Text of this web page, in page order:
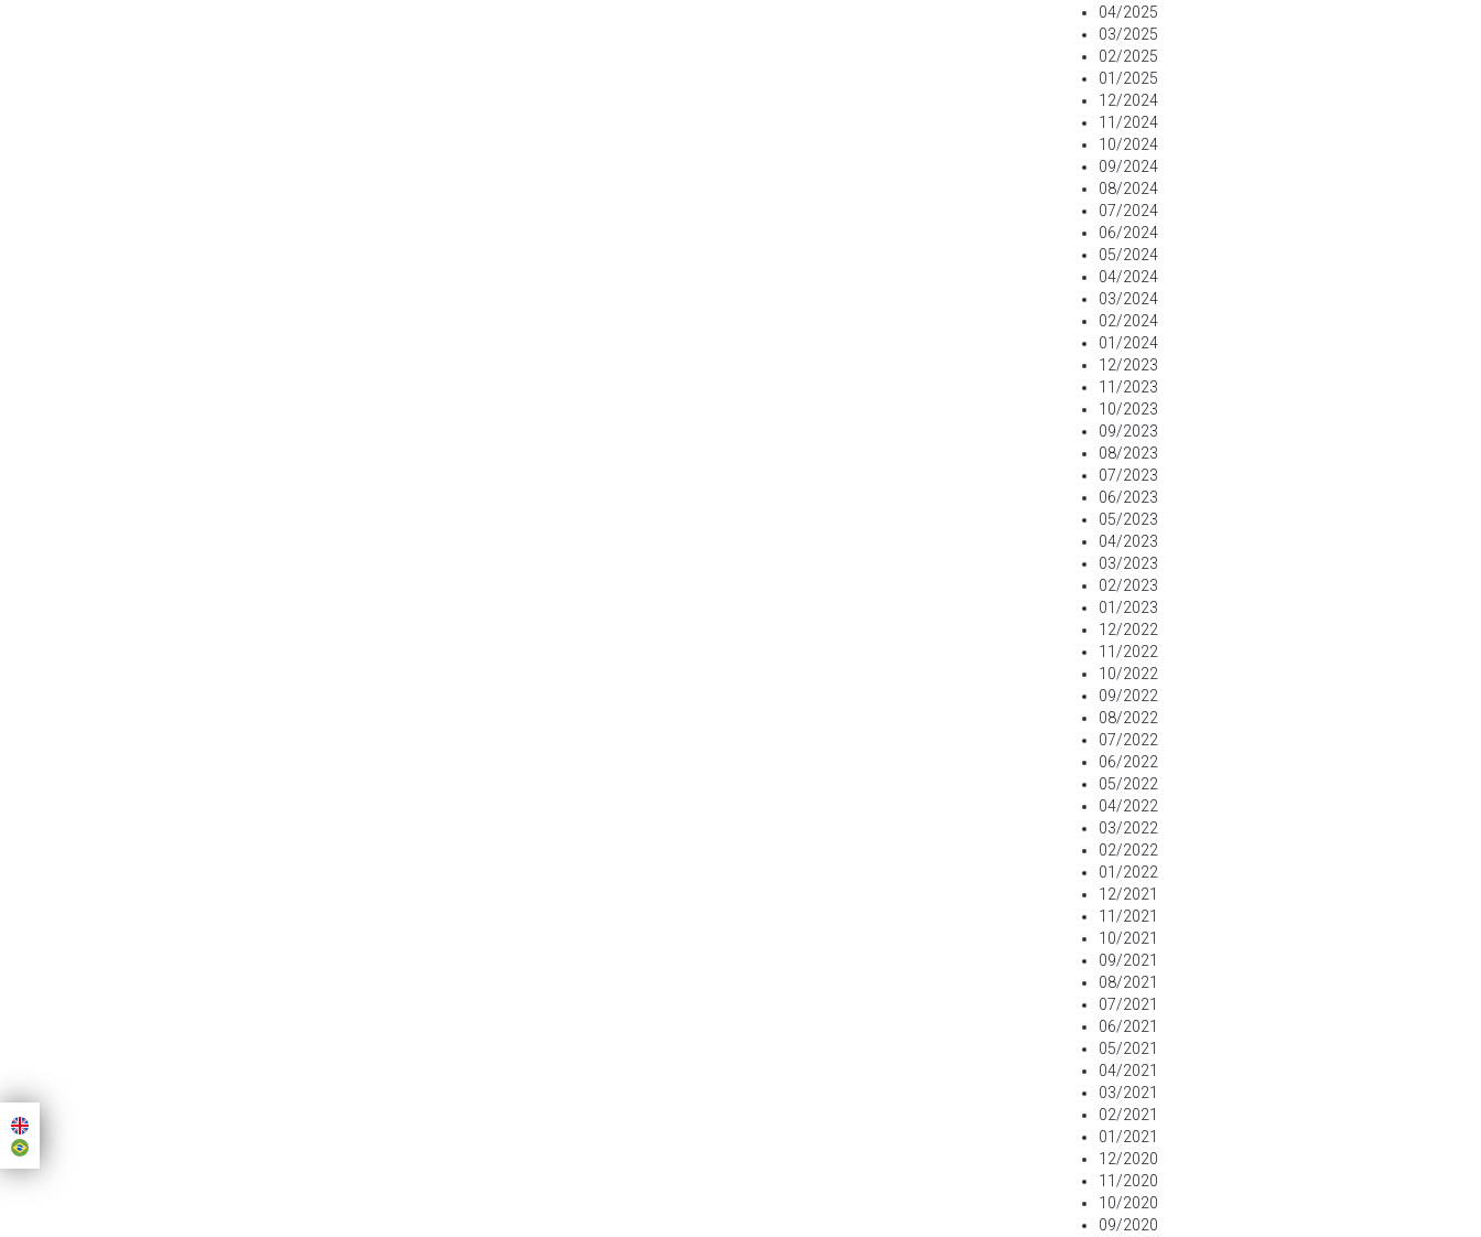
04/2025
03/2025
02/2025
01/2025
12/2024
11/2024
10/2024
09/2024
08/2024
07/2024
06/2024
05/2024
04/2024
03/2024
02/2024
01/2024
12/2023
11/2023
10/2023
09/2023
08/2023
07/2023
06/2023
05/2023
04/2023
03/2023
02/2023
01/2023
12/2022
11/2022
10/2022
09/2022
08/2022
07/2022
06/2022
05/2022
04/2022
03/2022
02/2022
01/2022
12/2021
11/2021
10/2021
09/2021
08/2021
07/2021
06/2021
05/2021
04/2021
03/2021
02/2021
01/2021
12/2020
11/2020
10/2020
09/2020